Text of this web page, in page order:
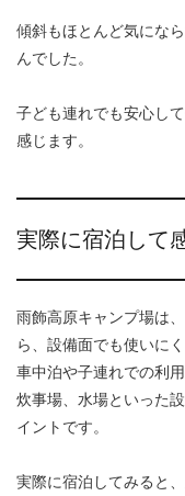
傾斜もほとんど気にな
んでした。
子ども連れでも安心して
感じます。
実際に宿泊して
雨飾高原キャンプ場は
ら、設備面でも使いに
車中泊や子連れでの利
炊事場、水場といった
イントです。
実際に宿泊してみると、